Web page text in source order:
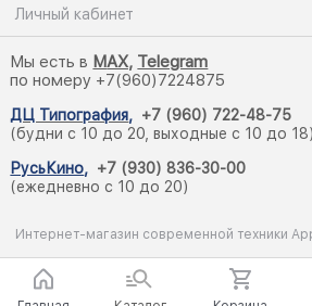
Личный кабинет
Мы есть в MAX, Telegram
по номеру +7(960)7224875
ДЦ Типография, +7 (960) 722-48-75
(будни с 10 до 20, выходные с 10 до 18)
РусьКино, +7 (930) 836-30-00
(ежедневно с 10 до 20)
Интернет-магазин современной техники